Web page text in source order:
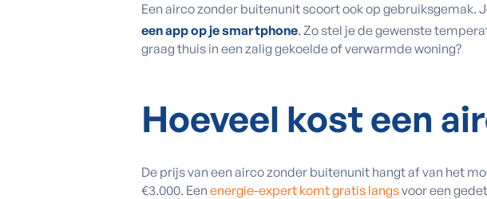
Een airco zonder buitenunit scoort ook op
een app op je smartphone. Zo stel je de gewenste
graag thuis in een zalig gekoelde of verwarmde woning?
Hoeveel kost een
De prijs van een airco zonder buitenunit hangt af van het
€3.000. Een energie-expert komt gratis langsvoor een